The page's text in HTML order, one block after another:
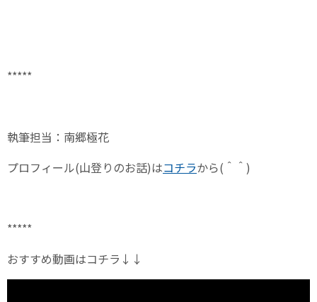
*****
執筆担当：南郷極花
プロフィール(山登りのお話)はコチラから( ＾＾ )
*****
おすすめ動画はコチラ↓↓